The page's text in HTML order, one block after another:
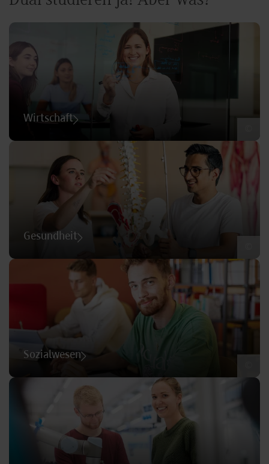
Wirtschaft
Gesundheit
Sozialwesen